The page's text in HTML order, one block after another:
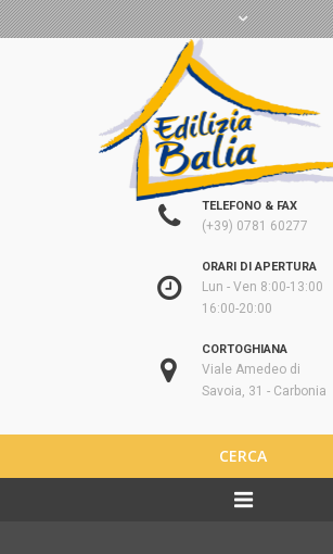
TELEFONO & FAX
(+39) 0781 60277
ORARI DI APERTURA
Lun - Ven 8:00-13:00
16:00-20:00
CORTOGHIANA
Viale Amedeo di
Savoia, 31 - Carbonia
CERCA